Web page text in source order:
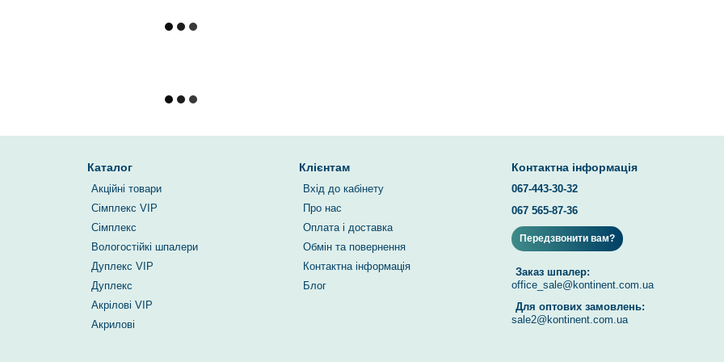
Каталог
Акційні товари
Сімплекс VIP
Сімплекс
Вологостійкі шпалери
Дуплекс VIP
Дуплекс
Акрілові VIP
Акрилові
Клієнтам
Вхід до кабінету
Про нас
Оплата і доставка
Обмін та повернення
Контактна інформація
Блог
Контактна інформація
067-443-30-32
067 565-87-36
Передзвонити вам?
Заказ шпалер:
office_sale@kontinent.com.ua
Для оптових замовлень:
sale2@kontinent.com.ua